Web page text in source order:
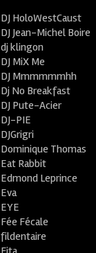
DJ HoloWestCaust
DJ Jean-Michel Boire
dj klingon
DJ MiX Me
DJ Mmmmmmhh
Dj No Breakfast
DJ Pute-Acier
DJ-PIE
DJGrigri
Dominique Thomas
Eat Rabbit
Edmond Leprince
Eva
EYE
Fée Fécale
fildentaire